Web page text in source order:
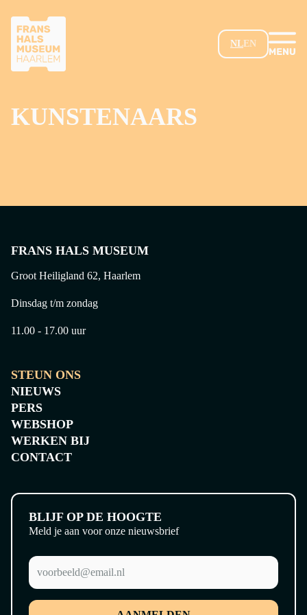
GA NAAR HOOFDINHOUD
NLEN
KUNSTENAARS
FRANS HALS MUSEUM
Groot Heiligland 62, Haarlem
Dinsdag t/m zondag
11.00 - 17.00 uur
STEUN ONS
NIEUWS
PERS
WEBSHOP
WERKEN BIJ
CONTACT
BLIJF OP DE HOOGTE
Meld je aan voor onze nieuwsbrief